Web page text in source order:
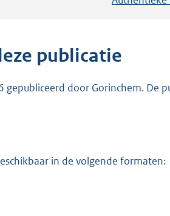
publicatie
door Gorinchem. De
in de volgende formaten: